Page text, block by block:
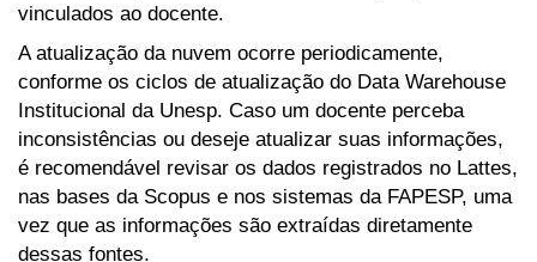
vinculados ao docente.
A atualização da nuvem ocorre periodicamente,
conforme os ciclos de atualização do Data Warehouse
Institucional da Unesp. Caso um docente perceba
inconsistências ou deseje atualizar suas informações,
é recomendável revisar os dados registrados no Lattes,
nas bases da Scopus e nos sistemas da FAPESP, uma
vez que as informações são extraídas diretamente
dessas fontes.